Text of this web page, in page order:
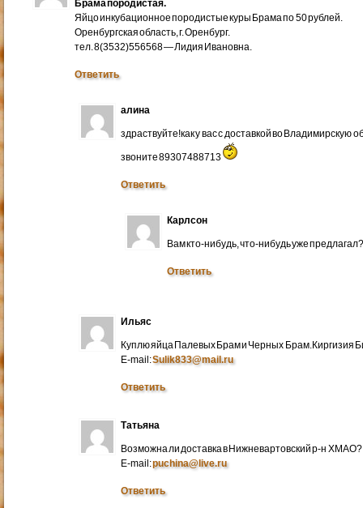
Брама породистая.
Яйцо инкубационное породистые куры Брама по 50 рублей.
Оренбургская область, г. Оренбург.
тел. 8(3532)556568 — Лидия Ивановна.
Ответить
алина
здраствуйте!как у вас с доставкой во Владимирскую
звоните 89307488713
Ответить
Карлсон
Вам кто-нибудь, что-нибудь уже
Ответить
Ильяс
Куплю яйца Палевых Брам и Черных Брам.Киргизия
E-mail:Sulik833@mail.ru
Ответить
Татьяна
Возможна ли доставка в Нижневартовский р-н ХМАО?
E-mail:puchina@live.ru
Ответить